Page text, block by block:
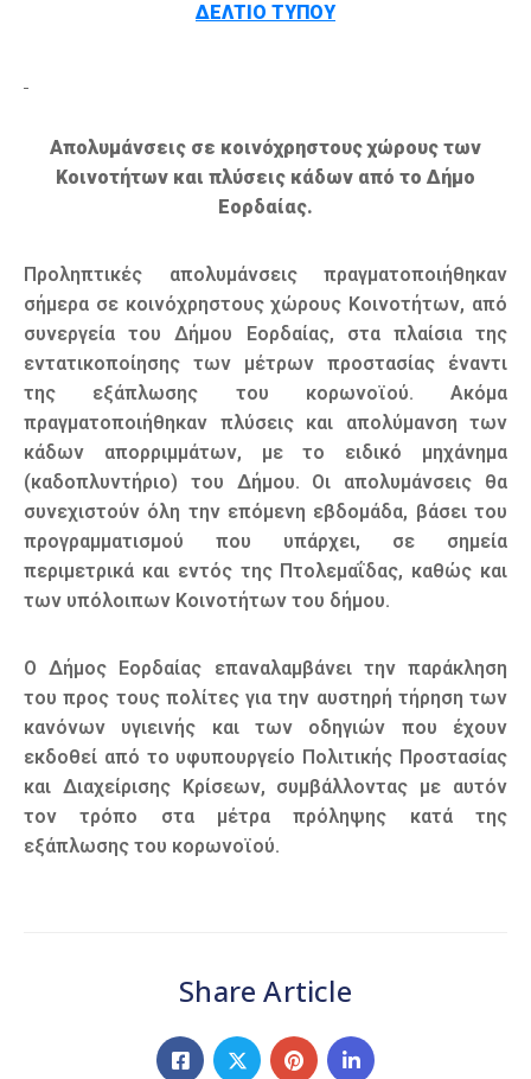
ΔΕΛΤΙΟ ΤΥΠΟΥ
Απολυμάνσεις σε κοινόχρηστους χώρους των
Κοινοτήτων και πλύσεις κάδων από το Δήμο
Εορδαίας.
Προληπτικές απολυμάνσεις πραγματοποιήθηκαν
σήμερα σε κοινόχρηστους χώρους Κοινοτήτων, από
συνεργεία του Δήμου Εορδαίας, στα πλαίσια της
εντατικοποίησης των μέτρων προστασίας έναντι
της εξάπλωσης του κορωνοϊού. Ακόμα
πραγματοποιήθηκαν πλύσεις και απολύμανση των
κάδων απορριμμάτων, με το ειδικό μηχάνημα
(καδοπλυντήριο) του Δήμου. Οι απολυμάνσεις θα
συνεχιστούν όλη την επόμενη εβδομάδα, βάσει του
προγραμματισμού που υπάρχει, σε σημεία
περιμετρικά και εντός της Πτολεμαΐδας, καθώς και
των υπόλοιπων Κοινοτήτων του δήμου.
Ο Δήμος Εορδαίας επαναλαμβάνει την παράκληση
του προς τους πολίτες για την αυστηρή τήρηση των
κανόνων υγιεινής και των οδηγιών που έχουν
εκδοθεί από το υφυπουργείο Πολιτικής Προστασίας
και Διαχείρισης Κρίσεων, συμβάλλοντας με αυτόν
τον τρόπο στα μέτρα πρόληψης κατά της
εξάπλωσης του κορωνοϊού.
Share Article